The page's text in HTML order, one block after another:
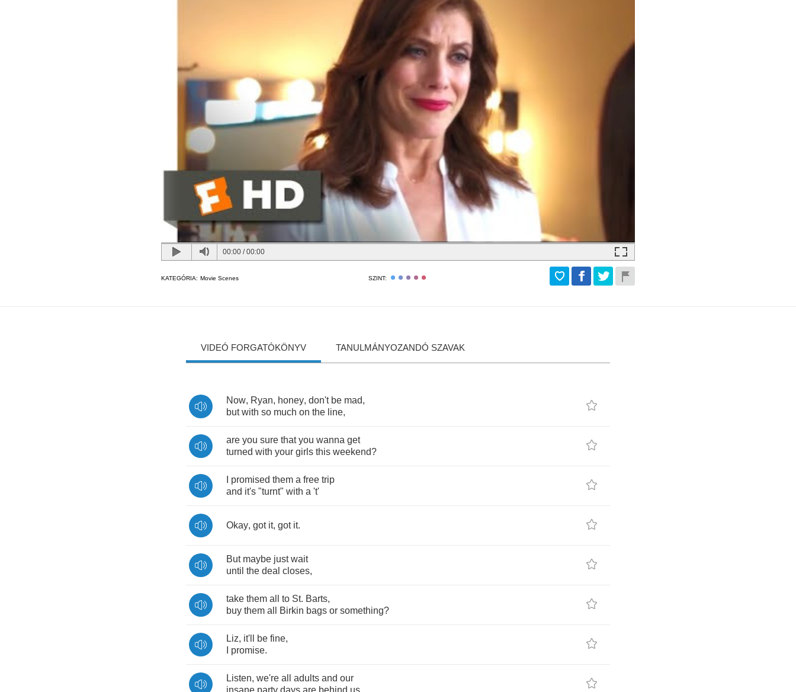
00:00 /00:00
KATEGÓRIA: Movie Scenes SZINT:
VIDEÓ FORGATÓKÖNYV TANULMÁNYOZANDÓ SZAVAK
Now, Ryan, honey, don't be mad,
but with so much on the line,
are you sure that you wanna get
turned with your girls this weekend?
promised them a free trip
and it's "turnt" with a 't'
Okay, got it, got it.
But maybe just wait
until the deal closes,
take them all to St. Barts,
buy them all Birkin bags or something?
Liz, it'll be fine,
promise.
Listen, we're all adults and our
insane party days are behind us.